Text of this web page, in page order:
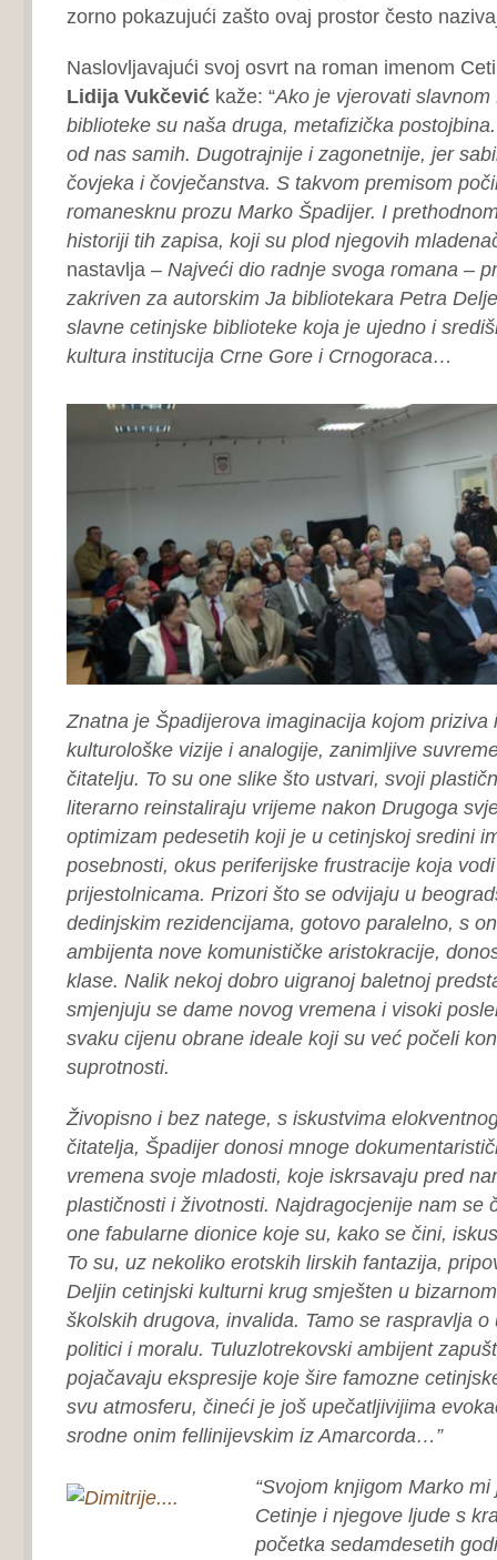
zorno pokazujući zašto ovaj prostor često
Naslovljavajući svoj osvrt na roman imenom
Lidija Vukčevićkaže: “Ako je vjerovati slavnom
biblioteke su naša druga, metafizička
od nas samih. Dugotrajnije i zagonetnije, jer
čovjeka i čovječanstva. S takvom premisom
romanesknu prozu Marko Špadijer. I
historiji tih zapisa, koji su plod njegovih
nastavlja – Najveći dio radnje svoga romana –
zakriven za autorskim Ja bibliotekara Petra
slavne cetinjske biblioteke koja je ujedno i
kultura institucija Crne Gore i Crnogoraca…
Znatna je Špadijerova imaginacija kojom priziva
kulturološke vizije i analogije, zanimljive
čitatelju. To su one slike što ustvari, svoji
literarno reinstaliraju vrijeme nakon Drugoga
optimizam pedesetih koji je u cetinjskoj sredini
posebnosti, okus periferijske frustracije koja
prijestolnicama. Prizori što se odvijaju u
dedinjskim rezidencijama, gotovo paralelno, s
ambijenta nove komunističke aristokracije,
klase. Nalik nekoj dobro uigranoj baletnoj
smjenjuju se dame novog vremena i visoki
svaku cijenu obrane ideale koji su već počeli
suprotnosti.
Živopisno i bez natege, s iskustvima
čitatelja, Špadijer donosi mnoge
vremena svoje mladosti, koje iskrsavaju pred
plastičnosti i životnosti. Najdragocjenije nam se
one fabularne dionice koje su, kako se čini,
To su, uz nekoliko erotskih lirskih fantazija,
Deljin cetinjski kulturni krug smješten u
školskih drugova, invalida. Tamo se raspravlja
politici i moralu. Tuluzlotrekovski ambijent
pojačavaju ekspresije koje šire famozne
svu atmosferu, čineći je još upečatljivijima
srodne onim fellinijevskim iz Amarcorda…”
“Svojom knjigom Marko
Cetinje i njegove ljude s
početka sedamdesetih